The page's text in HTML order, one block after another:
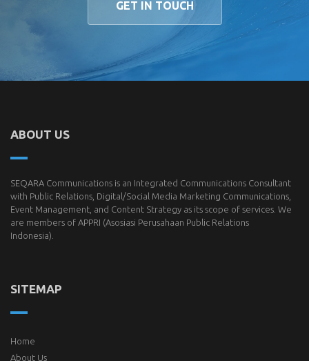
GET IN TOUCH
ABOUT US
SEQARA Communications is an Integrated Communications Consultant
with Public Relations, Digital/Social Media Marketing Communications,
Event Management, and Content Strategy as its scope of services. We
are members of APPRI (Asosiasi Perusahaan Public Relations
Indonesia).
SITEMAP
Home
About Us